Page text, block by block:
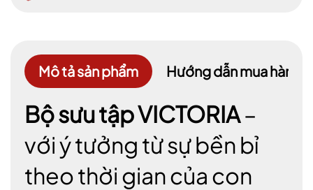
Mô tả sản phẩm Hướng dẫn mua hàng
Bộ sưu tập VICTORIA–
với ý tưởng từ sự bền bỉ
theo thời gian của con